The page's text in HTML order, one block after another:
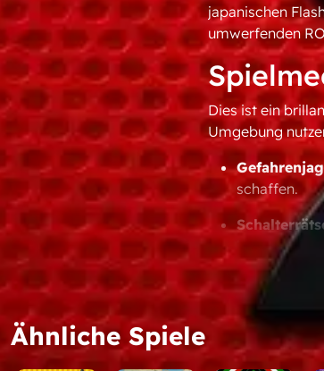
japanischen
umwerfenden
Dies ist ein
Umgebung
schaffen.
lassen.
Out-of-the-
Plattform-
Ähnliche Spiele